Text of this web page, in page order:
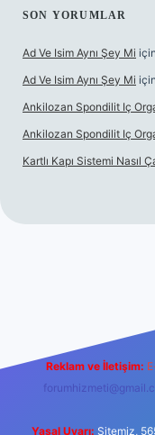
SON YORUMLAR
Ad Ve Isim Aynı Şey Mi için
Ad Ve Isim Aynı Şey Mi için
Ankilozan Spondilit Iç
Ankilozan Spondilit Iç
Kartlı Kapı Sistemi Nasıl
Reklam ve İletişim:
Yasal Uyarı: Sitemiz,